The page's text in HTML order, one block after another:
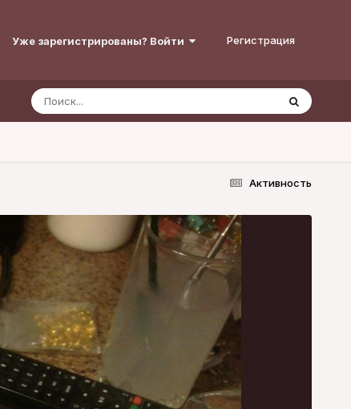
Уже зарегистрированы? Войти Регистрация
Активность